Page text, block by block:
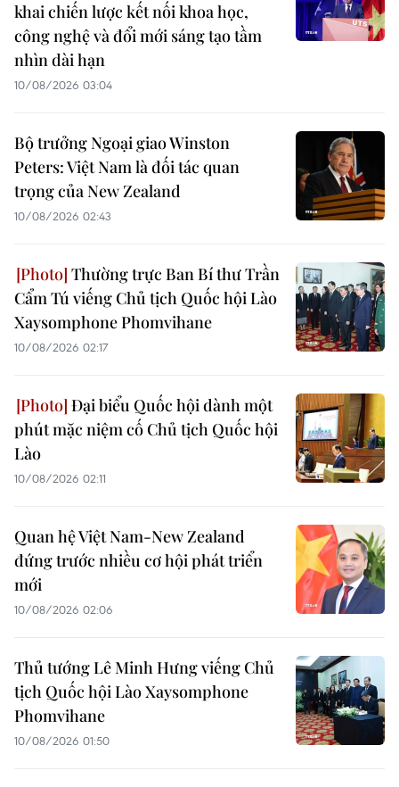
khai chiến lược kết nối khoa học,
công nghệ và đổi mới sáng tạo tầm
nhìn dài hạn
10/08/2026 03:04
Bộ trưởng Ngoại giao Winston
Peters: Việt Nam là đối tác quan
trọng của New Zealand
10/08/2026 02:43
Thường trực Ban Bí thư Trần
Cẩm Tú viếng Chủ tịch Quốc hội Lào
Xaysomphone Phomvihane
10/08/2026 02:17
Đại biểu Quốc hội dành một
phút mặc niệm cố Chủ tịch Quốc hội
Lào
10/08/2026 02:11
Quan hệ Việt Nam-New Zealand
đứng trước nhiều cơ hội phát triển
mới
10/08/2026 02:06
Thủ tướng Lê Minh Hưng viếng Chủ
tịch Quốc hội Lào Xaysomphone
Phomvihane
10/08/2026 01:50